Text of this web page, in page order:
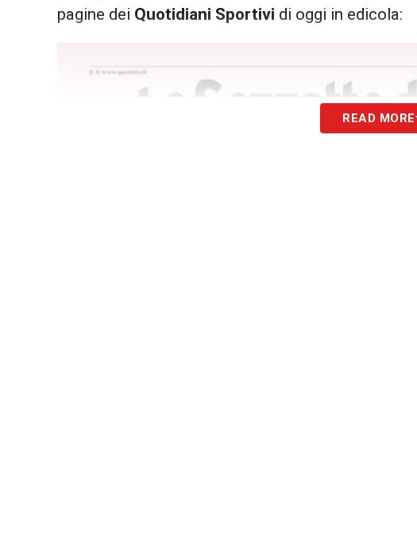
pagine dei Quotidiani Sportivi di oggi in edicola:
READ MORE